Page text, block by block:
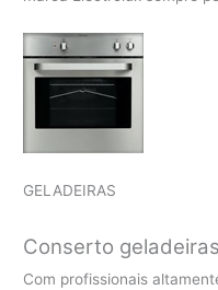
GELADEIRAS
Conserto
Com profissionais